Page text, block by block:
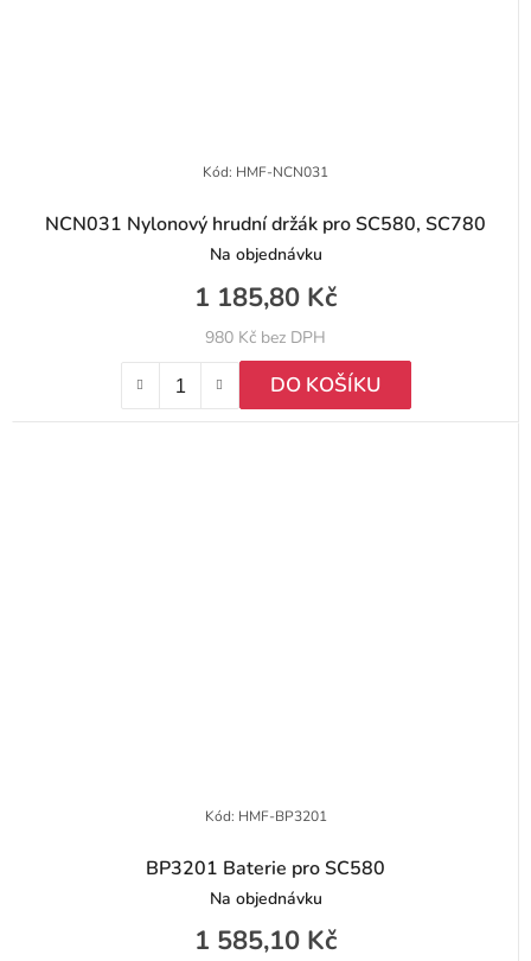
NCN031 Nylonový hrudní držák pro SC580, SC780
Na objednávku
980 Kč bez DPH
1 185,80 Kč
DO KOŠÍKU
Kód: HMF-NCN031
BP3201 Baterie pro SC580
Na objednávku
1 585,10 Kč
Kód: HMF-BP3201